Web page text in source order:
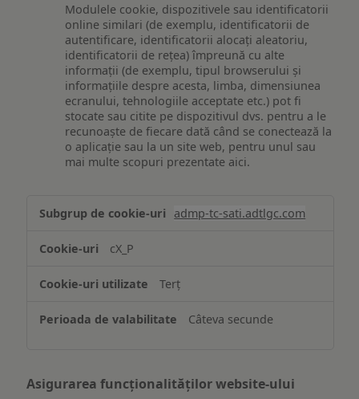
Modulele cookie, dispozitivele sau identificatorii
online similari (de exemplu, identificatorii de
autentificare, identificatorii alocați aleatoriu,
identificatorii de rețea) împreună cu alte
informații (de exemplu, tipul browserului și
informațiile despre acesta, limba, dimensiunea
ecranului, tehnologiile acceptate etc.) pot fi
stocate sau citite pe dispozitivul dvs. pentru a le
recunoaște de fiecare dată când se conectează la
o aplicație sau la un site web, pentru unul sau
mai multe scopuri prezentate aici.
și/sau
informațiilor
pe
dispozitiv
admp-tc-sati.adtlgc.com
cX_P
Terț
Câteva secunde
Asigurarea funcționalităților website-ului